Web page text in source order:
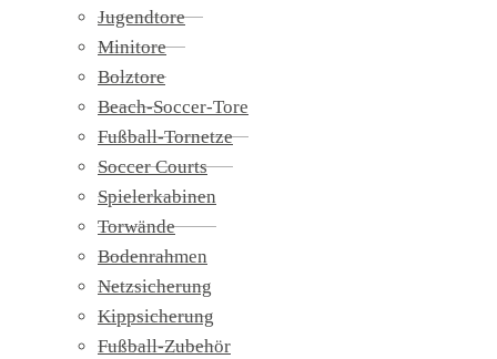
Jugendtore
Minitore
Bolztore
Beach-Soccer-Tore
Fußball-Tornetze
Soccer Courts
Spielerkabinen
Torwände
Bodenrahmen
Netzsicherung
Kippsicherung
Fußball-Zubehör